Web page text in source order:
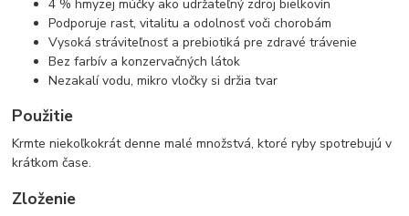
4 % hmyzej múčky ako udržateľný zdroj bielkovín
Podporuje rast, vitalitu a odolnosť voči chorobám
Vysoká stráviteľnosť a prebiotiká pre zdravé trávenie
Bez farbív a konzervačných látok
Nezakalí vodu, mikro vločky si držia tvar
Použitie
Krmte niekoľkokrát denne malé množstvá, ktoré ryby spotrebujú v
krátkom čase.
Zloženie